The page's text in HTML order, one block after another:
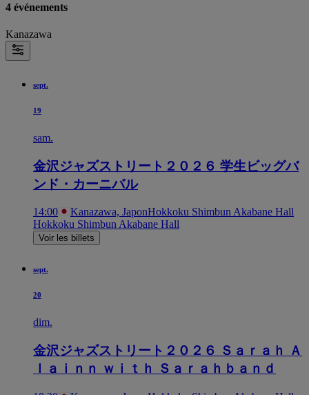
4 événements
Kanazawa
sept.
19
sam.
金沢ジャズストリート２０２６ 学生ビッグバ
ンド・カーニバル
14:00 Kanazawa, JaponHokkoku Shimbun Akabane Hall
Hokkoku Shimbun Akabane Hall
Voir les billets
sept.
20
dim.
金沢ジャズストリート２０２６ Ｓａｒａｈ Ａ
ｌａｉｎｎ ｗｉｔｈ Ｓａｒａｈｂａｎｄ